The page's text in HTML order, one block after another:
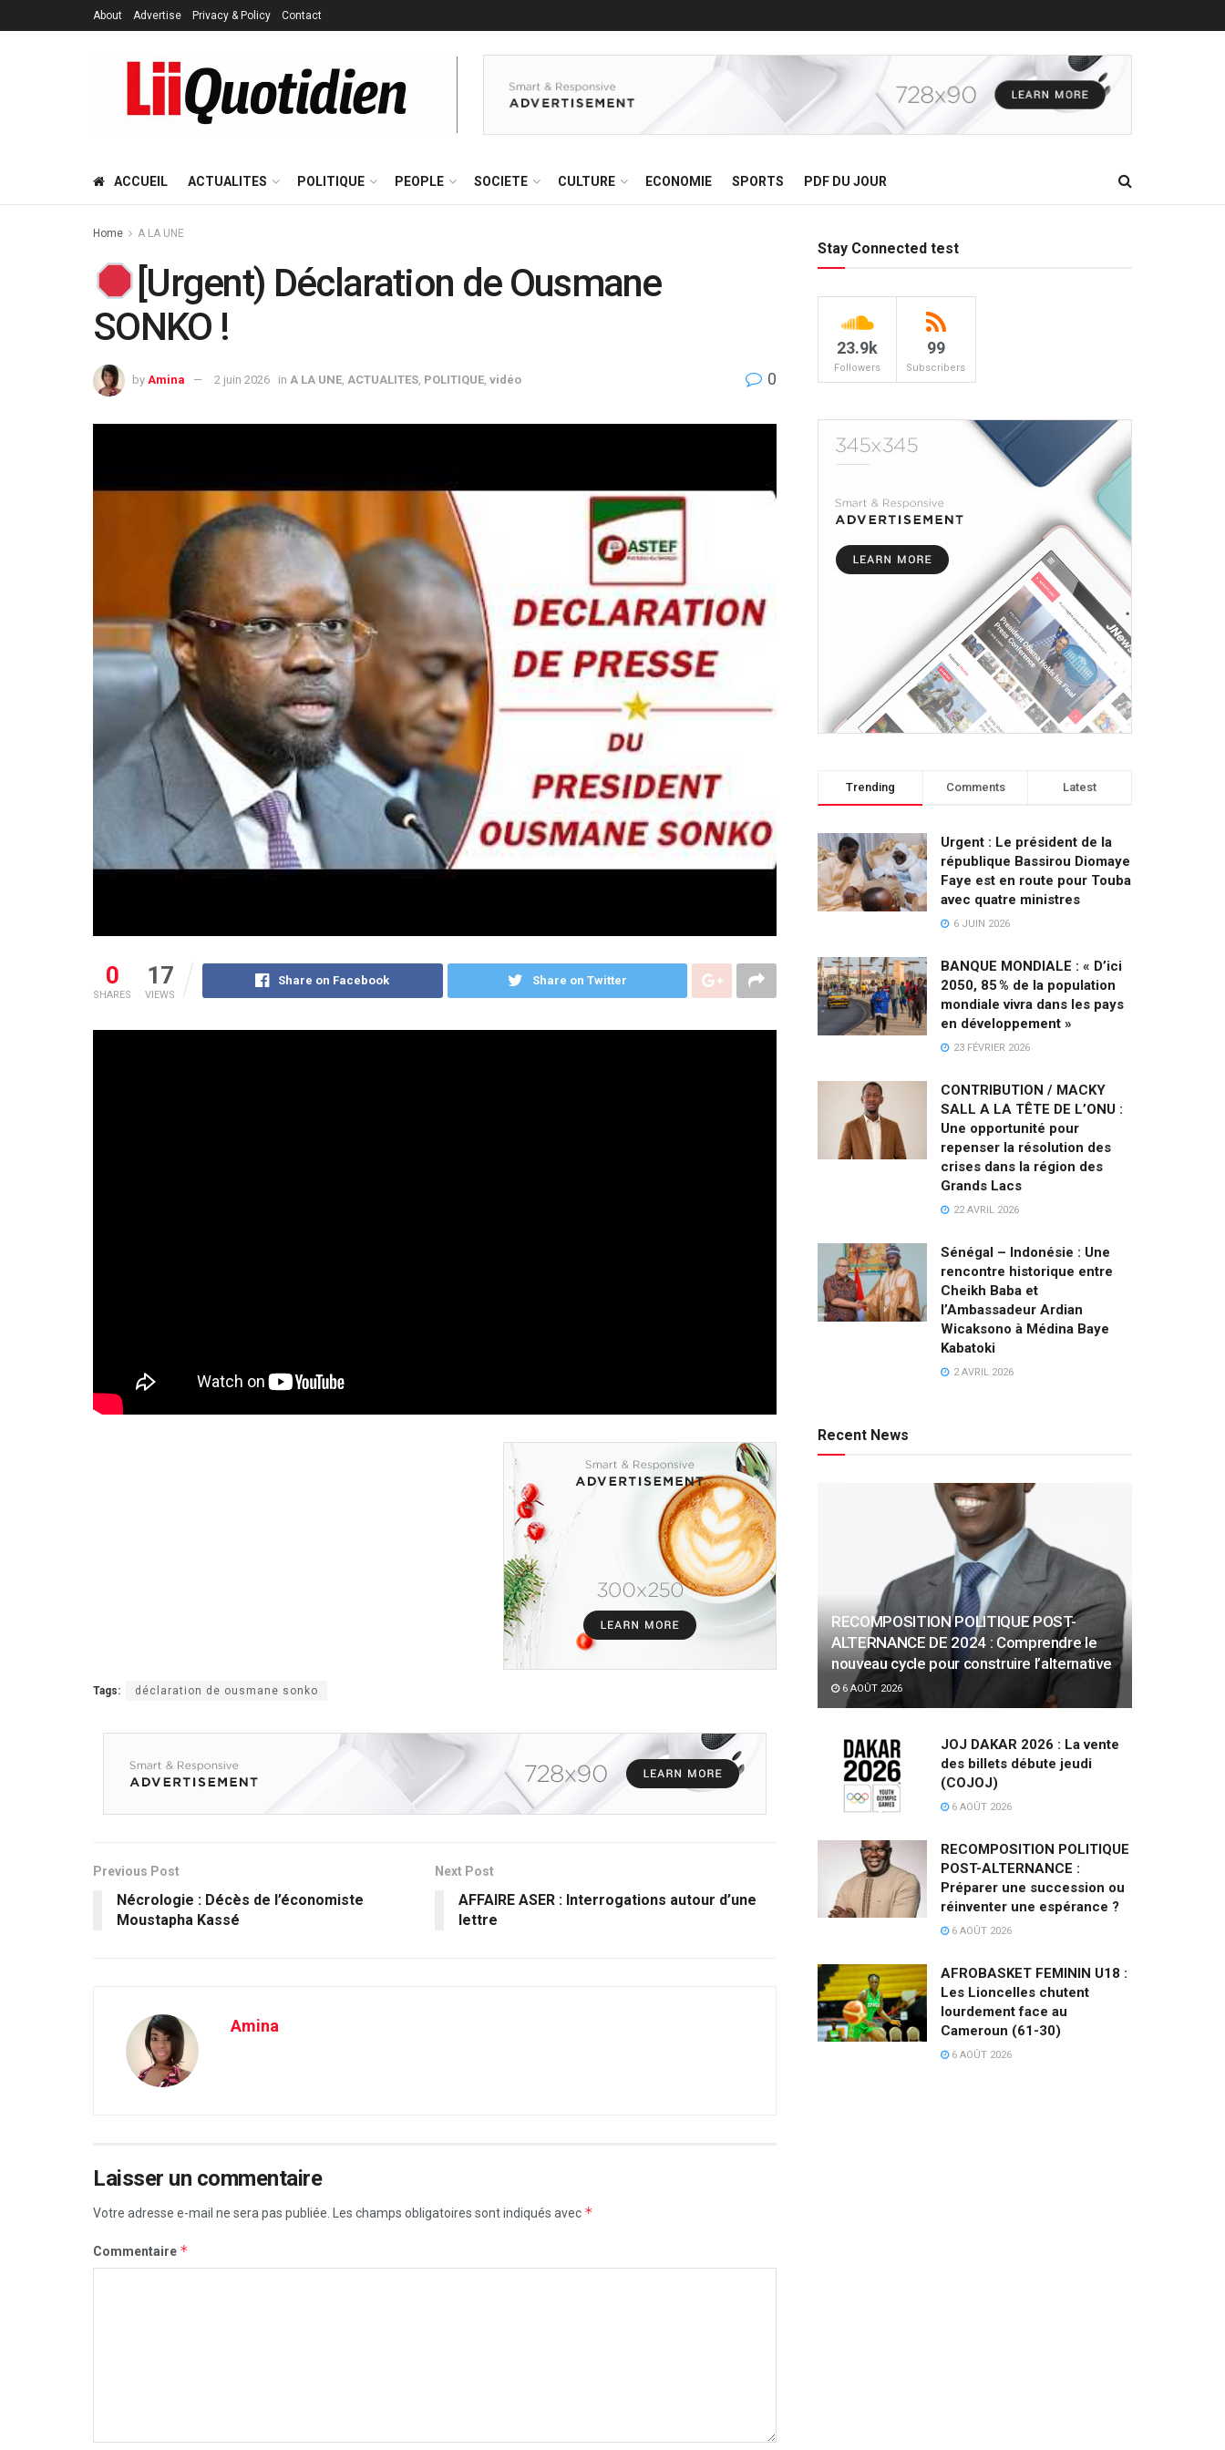
About Advertise Privacy & Policy Contact
ACCUEIL ACTUALITES POLITIQUE PEOPLE SOCIETE CULTURE ECONOMIE SPORTS PDF DU JOUR
Home A LA UNE
[Urgent) Déclaration de Ousmane
SONKO !
by Amina 2 juin 2026 in A LA UNE ACTUALITES POLITIQUE vidéo 0
0
SHARES
17
VIEWS
Share on Facebook Share on Twitter
Tags: déclaration de ousmane sonko
Previous Post
Nécrologie : Décès de l’économiste
Moustapha Kassé
Next Post
AFFAIRE ASER : Interrogations autour d’une
lettre
Amina
Laisser un commentaire
Votre adresse e-mail ne sera pas publiée. Les champs obligatoires sont indiqués avec *
Commentaire *
Stay Connected test
23.9k
Followers
99
Subscribers
Trending Comments Latest
Urgent : Le président de la
république Bassirou Diomaye
Faye est en route pour Touba
avec quatre ministres
6 JUIN 2026
BANQUE MONDIALE : « D’ici
2050, 85 % de la population
mondiale vivra dans les pays
en développement »
23 FÉVRIER 2026
CONTRIBUTION / MACKY
SALL A LA TÊTE DE L’ONU :
Une opportunité pour
repenser la résolution des
crises dans la région des
Grands Lacs
22 AVRIL 2026
Sénégal – Indonésie : Une
rencontre historique entre
Cheikh Baba et
l’Ambassadeur Ardian
Wicaksono à Médina Baye
Kabatoki
2 AVRIL 2026
Recent News
RECOMPOSITION POLITIQUE POST-
ALTERNANCE DE 2024 : Comprendre le
nouveau cycle pour construire l’alternative
6 AOÛT 2026
JOJ DAKAR 2026 : La vente
des billets débute jeudi
(COJOJ)
6 AOÛT 2026
RECOMPOSITION POLITIQUE
POST-ALTERNANCE :
Préparer une succession ou
réinventer une espérance ?
6 AOÛT 2026
AFROBASKET FEMININ U18 :
Les Lioncelles chutent
lourdement face au
Cameroun (61-30)
6 AOÛT 2026